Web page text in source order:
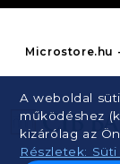
A weboldal
működéshez
kizárólag az
Részletek: Süti
Microstore.hu